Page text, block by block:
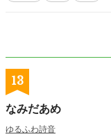
13
なみだあめ
ゆるふわ詩音